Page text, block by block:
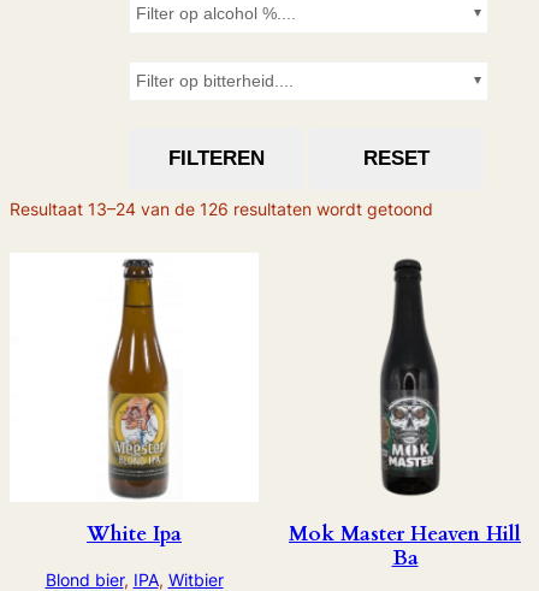
eFilter op alcohol %....
Filter op bitterheid....
FILTEREN RESET
Resultaat 13–24 van de 126 resultaten wordt getoond
White Ipa
Blond bier, IPA, Witbier
Mok Master Heaven Hill
Ba